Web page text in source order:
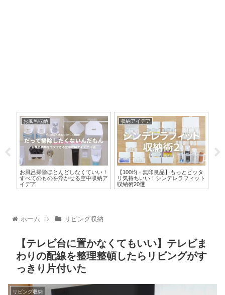
お風呂収納
お風呂掃除ほとんどしなくていい！
すべてのものを浮かせる空中収納ア
イデア
収納アイデア
【100均・無印良品】もっとピッタ
リ気持ちいい！シンデレラフィット
収納術20選
ホーム リビング収納
【テレビ台に置かなくてもいい】テレビま
わりの配線を整理整頓したらリビングがす
っきり片付いた
リビング収納